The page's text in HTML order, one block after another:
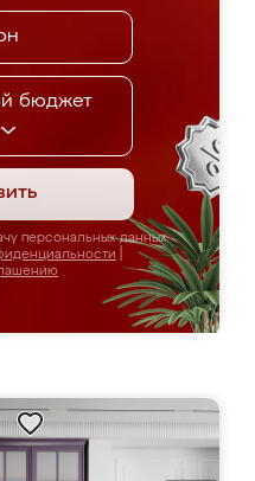
бюджет
персональных данных